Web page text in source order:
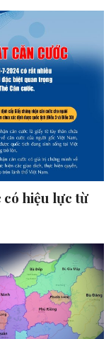
có hiệu lực từ